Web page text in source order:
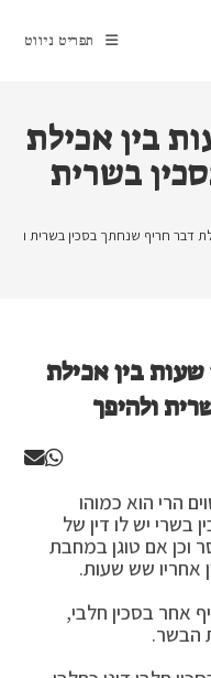
תפריט ניווט
בין אכילת
בשרית
דבר חריף שנחתך בסכין בשרית
שש שעות בין אכילת
ולהיפך
הרי הוא כמוהו
בשרי יש לו דין של
וכן אם טוגן במחבת
אחריו שש שעות.
אחר בסכין חלבי,
הבשר.